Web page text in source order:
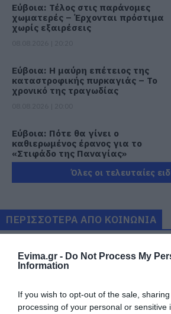
Evima.gr - Do Not Process My
Information
If you wish to opt-out of the sale,
processing of your personal or sensitive
Εύβοια: Τέλος στις παράνομες
χωματερές – Έρχονται πρόστιμα
χωρίς εξαιρέσεις
Εύβοια: Η μαύρη επέτειος της
καταστροφικής πυρκαγιάς – Το
χρονικό της τραγωδίας
Εύβοια: Πότε θα γίνει ο
καθιερωμένος έρανος για το
«Στιφάδο της Παναγίας»
08.08.2026 | 19:40
στη Θεσσαλονίκη
08.08.2026 | 19:20
Κάνεις δεν ξεχνά τι έζησε η
Εύβοια πριν πέντε χρόνια
Όλες οι τελευταίες
ΠΕΡΙΣΣΟΤΕΡΑ ΑΠΟ ΚΟΙΝΩΝΙΑ